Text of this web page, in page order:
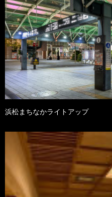
浜松まちなかライトアップ